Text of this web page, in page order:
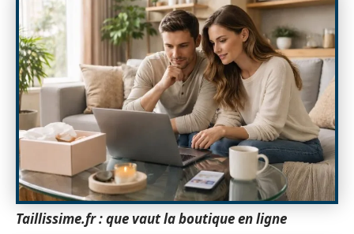
Taillissime.fr : que vaut la boutique en ligne